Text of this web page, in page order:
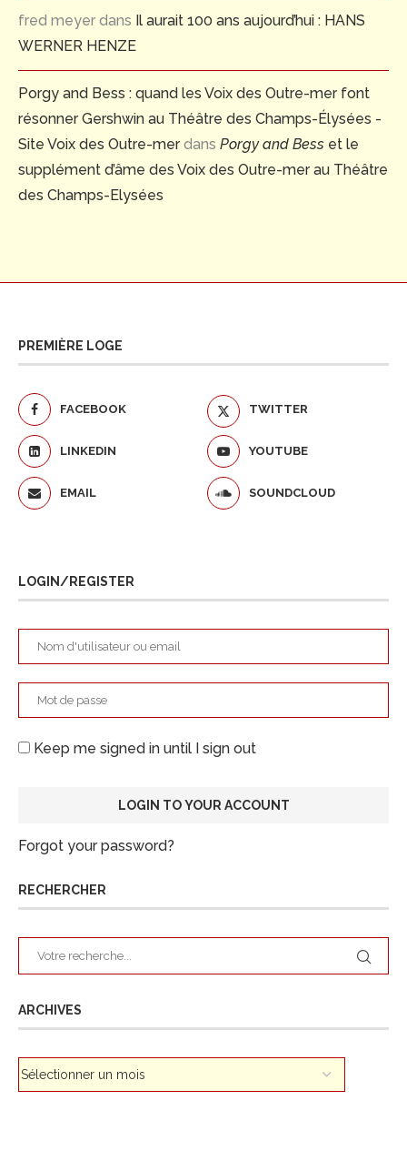
fred meyer dans Il aurait 100 ans aujourd’hui : HANS
WERNER HENZE
Porgy and Bess : quand les Voix des Outre-mer font
résonner Gershwin au Théâtre des Champs-Élysées -
Site Voix des Outre-merdans Porgy and Bess et le
supplément d’âme des Voix des Outre-mer au Théâtre
des Champs-Elysées
PREMIÈRE LOGE
FACEBOOK TWITTER
LINKEDIN YOUTUBE
EMAIL SOUNDCLOUD
LOGIN/REGISTER
Keep me signed in until I sign out
Forgot your password?
RECHERCHER
ARCHIVES